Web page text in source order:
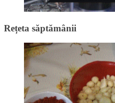
Rețeta săptămânii